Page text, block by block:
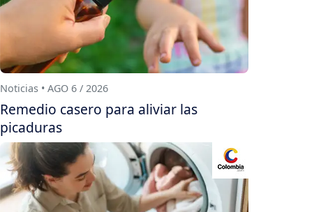
Noticias • AGO 6 / 2026
Remedio casero para aliviar las
picaduras